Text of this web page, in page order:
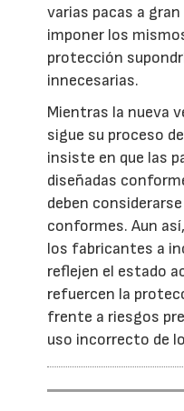
varias pacas a
imponer los
protección
innecesarias.
Mientras la nueva
sigue su proceso
insiste en que las
diseñadas
deben
conformes. Aun
los fabricantes a
reflejen el estado
refuercen la
frente a riesgos
uso incorrecto de